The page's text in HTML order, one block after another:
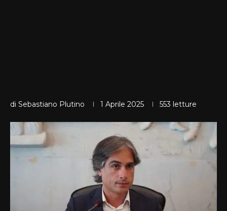
di Sebastiano Plutino 1 Aprile 2025 553 letture